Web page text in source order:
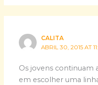
CALITA
ABRIL 30, 2015 AT
Os jovens continuam
em escolher uma